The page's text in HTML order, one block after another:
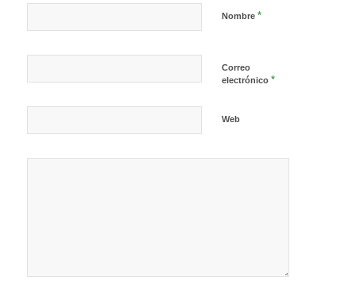
Nombre *
Correo
electrónico *
Web